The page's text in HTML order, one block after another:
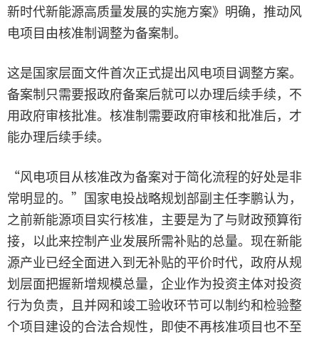
新时代新能源高质量发展的实施方案》明确，推动风
电项目由核准制调整为备案制。
这是国家层面文件首次正式提出风电项目调整方案。
备案制只需要报政府备案后就可以办理后续手续，不
用政府审核批准。核准制需要政府审核和批准后，才
能办理后续手续。
“风电项目从核准改为备案对于简化流程的好处是非
常明显的。”国家电投战略规划部副主任李鹏认为，
之前新能源项目实行核准，主要是为了与财政预算衔
接，以此来控制产业发展所需补贴的总量。现在新能
源产业已经全面进入到无补贴的平价时代，政府从规
划层面把握新增规模总量，企业作为投资主体对投资
行为负责，且并网和竣工验收环节可以制约和检验整
个项目建设的合法合规性，即使不再核准项目也不至